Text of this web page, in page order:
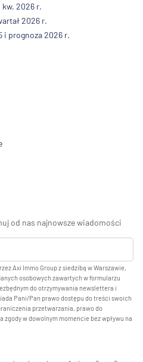
kw. 2026 r.
2026 r.
i prognoza 2026 r.
od nas najnowsze wiadomości
Axi Immo Group z siedzibą w Warszawie,
osobowych zawartych w formularzu
do otrzymywania newslettera i
Pani/Pan prawo dostępu do treści swoich
przetwarzania, prawo do
w dowolnym momencie bez wpływu na